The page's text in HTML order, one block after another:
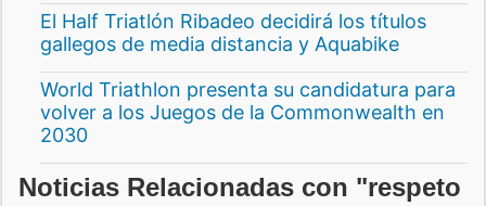
El Half Triatlón Ribadeo decidirá los títulos
gallegos de media distancia y Aquabike
World Triathlon presenta su candidatura para
volver a los Juegos de la Commonwealth en
2030
Noticias Relacionadas con "respeto